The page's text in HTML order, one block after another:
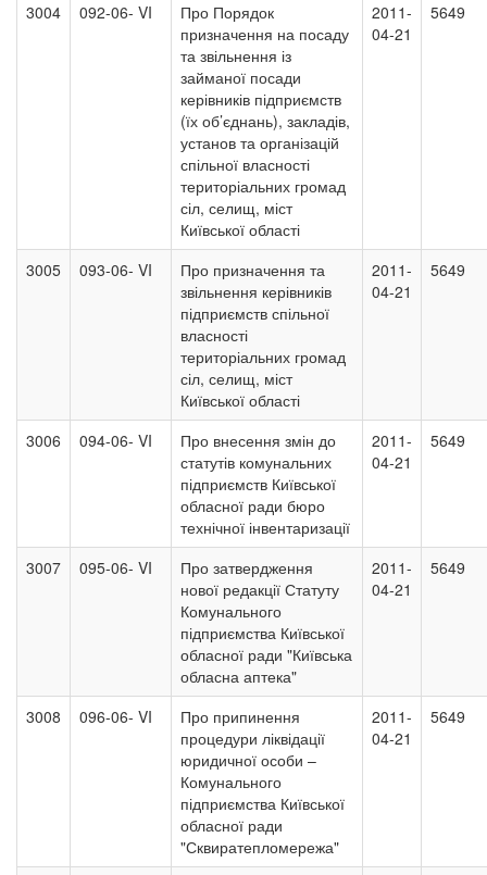
3004 092-06- VI
Про Порядок
призначення на посаду
та звільнення із
займаної посади
керівників підприємств
(їх об’єднань), закладів,
установ та організацій
спільної власності
територіальних громад
сіл, селищ, міст
Київської області
2011-
04-21
5649
3005 093-06- VI
Про призначення та
звільнення керівників
підприємств спільної
власності
територіальних громад
сіл, селищ, міст
Київської області
2011-
04-21
5649
3006 094-06- VI
Про внесення змін до
статутів комунальних
підприємств Київської
обласної ради бюро
технічної інвентаризації
2011-
04-21
5649
3007 095-06- VI
Про затвердження
нової редакції Статуту
Комунального
підприємства Київської
обласної ради "Київська
обласна аптека"
2011-
04-21
5649
3008 096-06- VI
Про припинення
процедури ліквідації
юридичної особи –
Комунального
підприємства Київської
обласної ради
"Сквиратепломережа"
2011-
04-21
5649